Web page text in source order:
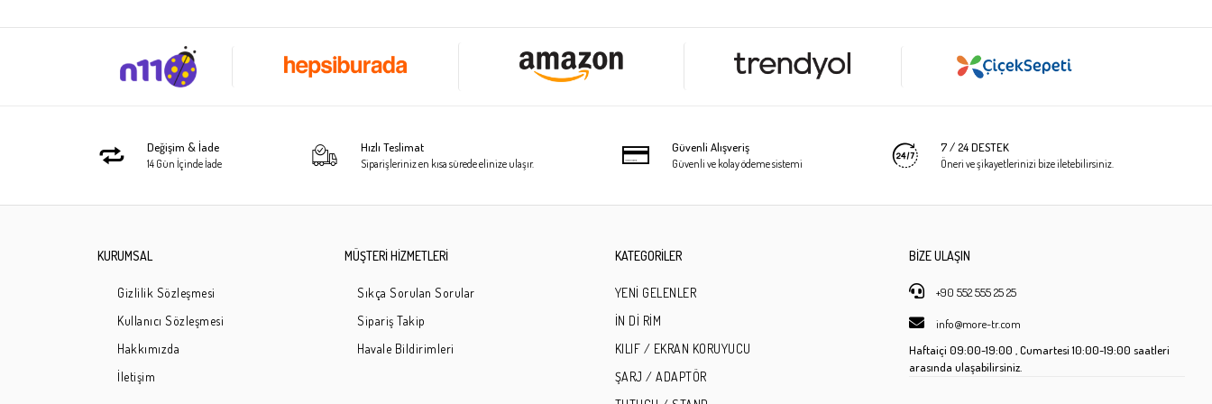
Değişim & İade
14 Gün İçinde İade
Hızlı Teslimat
Siparişleriniz en kısa sürede elinize ulaşır.
Güvenli Alışveriş
Güvenli ve kolay ödeme sistemi
7 / 24 DESTEK
Öneri ve şikayetlerinizi bize iletebilirsiniz.
KURUMSAL
Gizlilik Sözleşmesi
Kullanıcı Sözleşmesi
Hakkımızda
İletişim
MÜŞTERİ HİZMETLERİ
Sıkça Sorulan Sorular
Sipariş Takip
Havale Bildirimleri
KATEGORİLER
YENİ GELENLER
İN Dİ RİM
KILIF / EKRAN KORUYUCU
ŞARJ / ADAPTÖR
BİZE ULAŞIN
+90 552 555 25 25
info@more-tr.com
Haftaiçi 09:00-19:00 , Cumartesi10:00-19:00 saatleri
arasında ulaşabilirsiniz.